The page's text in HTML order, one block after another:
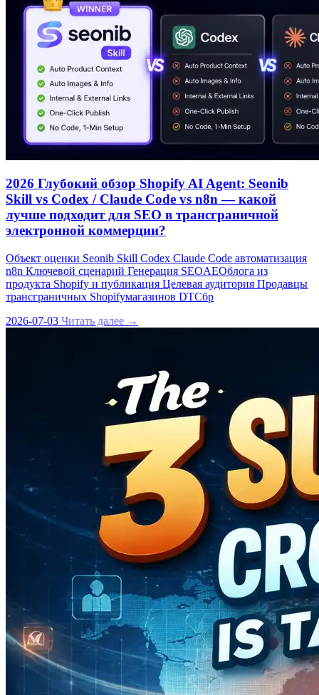
2026 Глубокий обзор Shopify AI Agent: Seonib
Skill vs Codex / Claude Code vs n8n — какой
лучше подходит для SEO в трансграничной
электронной коммерции?
Объект оценки Seonib Skill Codex Claude Code автоматизация
n8n Ключевой сценарий Генерация SEOAEOблога из
продукта Shopify и публикация Целевая аудитория Продавцы
трансграничных Shopifyмагазинов DTCбр
2026-07-03 Читать далее →